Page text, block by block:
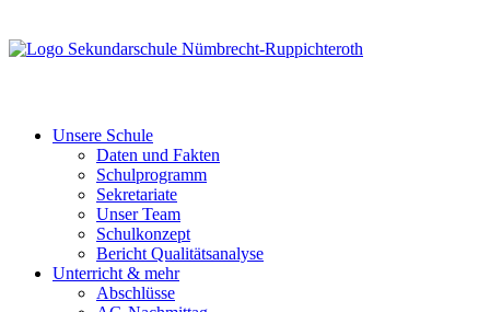
Unsere Schule
Daten und Fakten
Schulprogramm
Sekretariate
Unser Team
Schulkonzept
Bericht Qualitätsanalyse
Unterricht & mehr
Abschlüsse